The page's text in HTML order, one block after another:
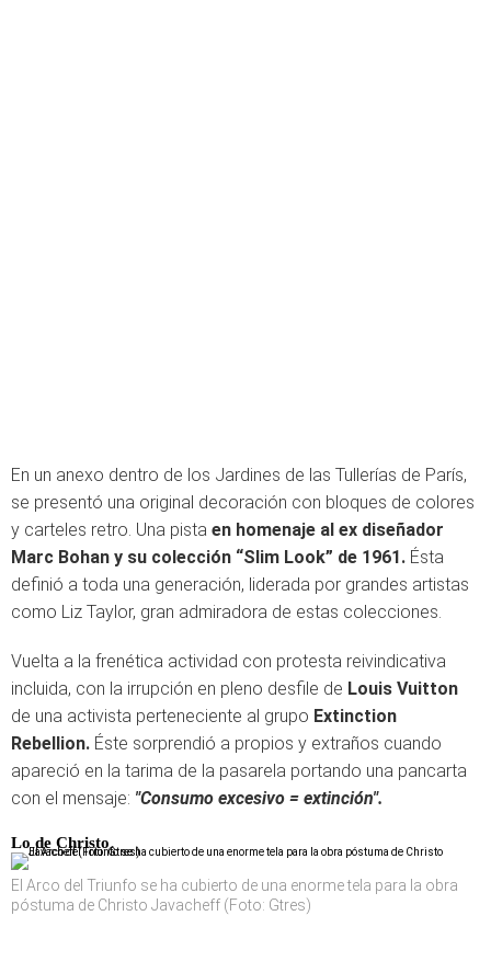
En un anexo dentro de los Jardines de las Tullerías de París,
se presentó una original decoración con bloques de colores
y carteles retro. Una pista en homenaje al ex diseñador
Marc Bohan y su colección “Slim Look” de 1961. Ésta
definió a toda una generación, liderada por grandes artistas
como Liz Taylor, gran admiradora de estas colecciones.
Vuelta a la frenética actividad con protesta reivindicativa
incluida, con la irrupción en pleno desfile de Louis Vuitton
de una activista perteneciente al grupo Extinction
Rebellion. Éste sorprendió a propios y extraños cuando
apareció en la tarima de la pasarela portando una pancarta
con el mensaje: "Consumo excesivo = extinción".
Lo de Christo
El Arco del Triunfo se ha cubierto de una enorme tela para la obra
póstuma de Christo Javacheff (Foto: Gtres)